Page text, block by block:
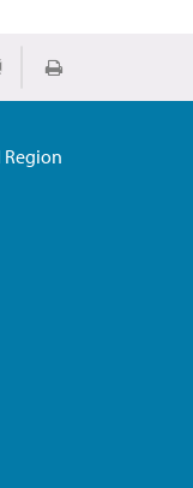
via EmailImprimir